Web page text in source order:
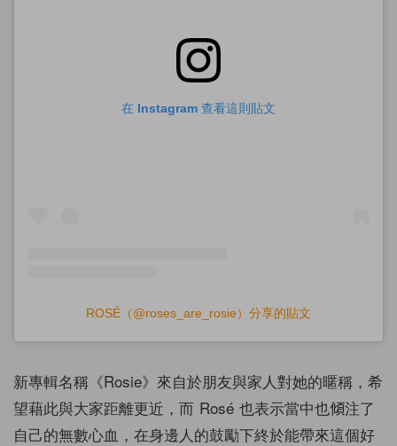
在 Instagram 查看這則貼文
ROSÉ（@roses_are_rosie）分享的貼文
新專輯名稱《Rosie》來自於朋友與家人對她的暱稱，希
望藉此與大家距離更近，而 Rosé 也表示當中也傾注了
自己的無數心血，在身邊人的鼓勵下終於能帶來這個好